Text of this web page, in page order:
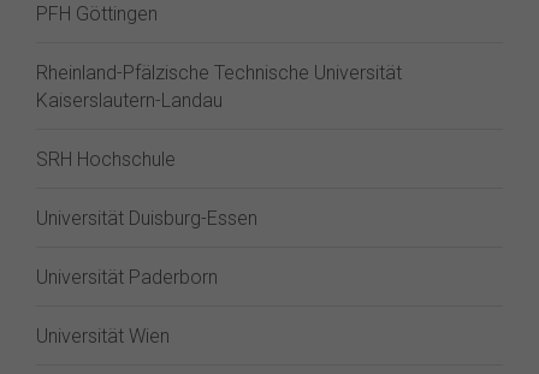
PFH Göttingen
Rheinland-Pfälzische Technische Universität
Kaiserslautern-Landau
SRH Hochschule
Universität Duisburg-Essen
Universität Paderborn
Universität Wien